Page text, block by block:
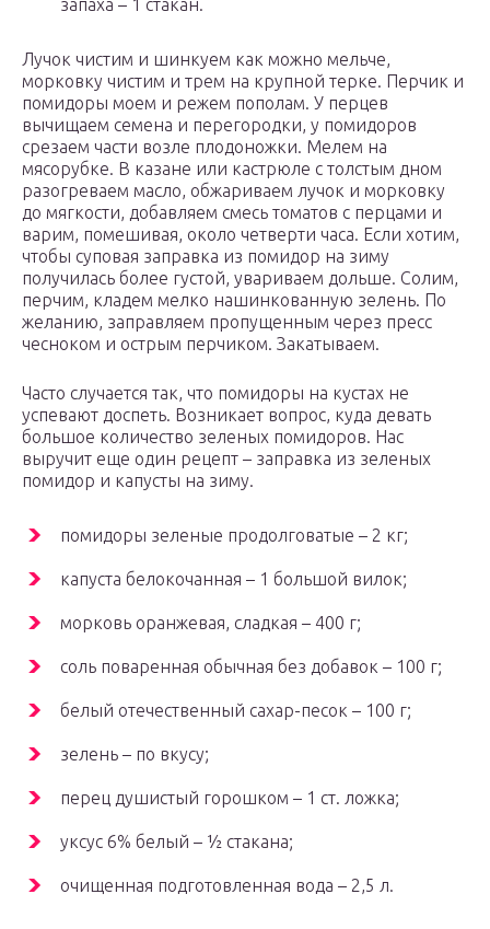
запаха – 1 стакан.
Лучок чистим и шинкуем как можно мельче,
морковку чистим и трем на крупной терке. Перчик и
помидоры моем и режем пополам. У перцев
вычищаем семена и перегородки, у помидоров
срезаем части возле плодоножки. Мелем на
мясорубке. В казане или кастрюле с толстым дном
разогреваем масло, обжариваем лучок и морковку
до мягкости, добавляем смесь томатов с перцами и
варим, помешивая, около четверти часа. Если хотим,
чтобы суповая заправка из помидор на зиму
получилась более густой, увариваем дольше. Солим,
перчим, кладем мелко нашинкованную зелень. По
желанию, заправляем пропущенным через пресс
чесноком и острым перчиком. Закатываем.
Часто случается так, что помидоры на кустах не
успевают доспеть. Возникает вопрос, куда девать
большое количество зеленых помидоров. Нас
выручит еще один рецепт – заправка из зеленых
помидор и капусты на зиму.
помидоры зеленые продолговатые – 2 кг;
капуста белокочанная – 1 большой вилок;
морковь оранжевая, сладкая – 400 г;
соль поваренная обычная без добавок – 100 г;
белый отечественный сахар-песок – 100 г;
зелень – по вкусу;
перец душистый горошком – 1 ст. ложка;
уксус 6% белый – ½ стакана;
очищенная подготовленная вода – 2,5 л.